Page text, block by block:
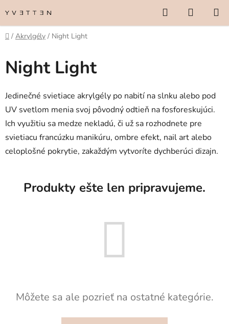
na
obsah
Hľadať
KOŠÍK
Domov
/ Akrylgély / Night Light
Night Light
Jedinečné svietiace akrylgély po nabití na slnku alebo pod
UV svetlom menia svoj pôvodný odtieň na fosforeskujúci.
Ich využitiu sa medze nekladú, či už sa rozhodnete pre
svietiacu francúzku manikúru, ombre efekt, nail art alebo
celoplošné pokrytie, zakaždým vytvoríte dychberúci dizajn.
Produkty ešte len pripravujeme.
Môžete sa ale pozrieť na ostatné kategórie.